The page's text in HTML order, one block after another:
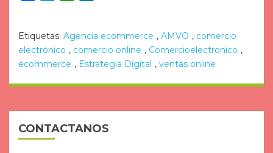
Etiquetas: Agencia ecommerce , AMVO , comercio
electrónico , comercio online , Comercioelectronico ,
ecommerce , Estrategia Digital , ventas online
CONTACTANOS